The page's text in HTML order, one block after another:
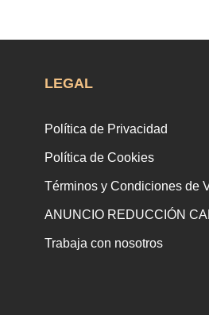
LEGAL
Política de Privacidad
Política de Cookies
Términos y Condiciones de
ANUNCIO REDUCCIÓN
Trabaja con nosotros